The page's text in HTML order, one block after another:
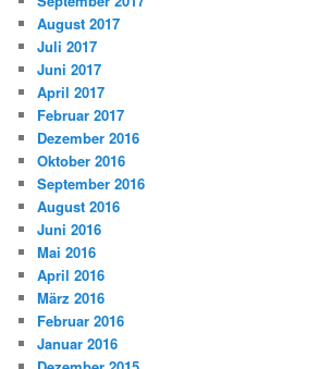
August 2017
Juli 2017
Juni 2017
April 2017
Februar 2017
Dezember 2016
Oktober 2016
September 2016
August 2016
Juni 2016
Mai 2016
April 2016
März 2016
Februar 2016
Januar 2016